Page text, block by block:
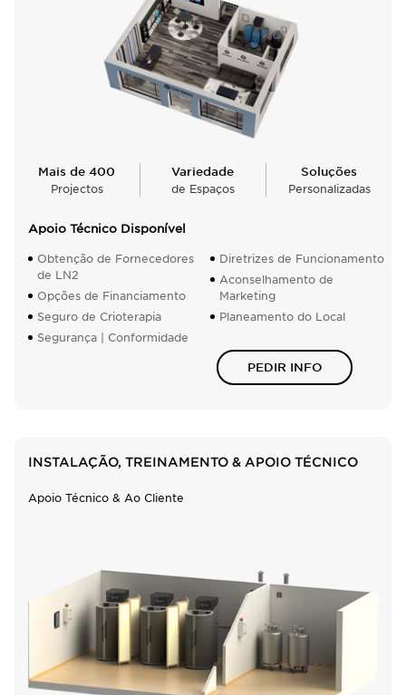
Mais de 400
Projectos
Variedade
de Espaços
Soluções
Personalizadas
Apoio Técnico Disponível
Obtenção de Fornecedores
de LN2
Opções de Financiamento
Seguro de Crioterapia
Segurança | Conformidade
Diretrizes de Funcionamento
Aconselhamento de
Marketing
Planeamento do Local
PEDIR INFO
INSTALAÇÃO, TREINAMENTO & APOIO TÉCNICO
Apoio Técnico & Ao Cliente